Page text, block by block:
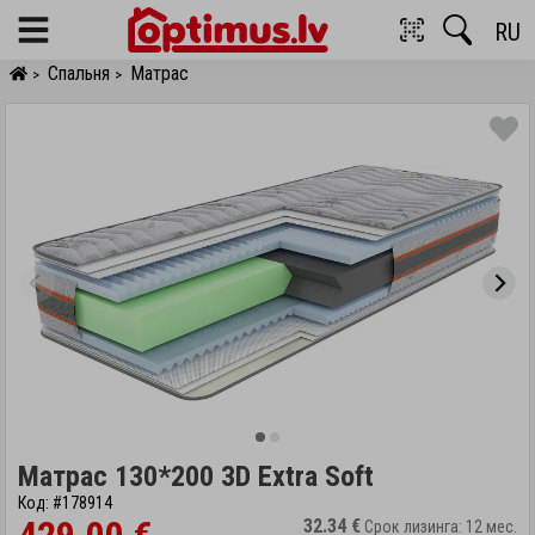
Menu RU
> Спальня > Матрас
Матрас 130*200 3D Extra Soft
Код: #178914
32.34 € Срок лизинга: 12 мес.